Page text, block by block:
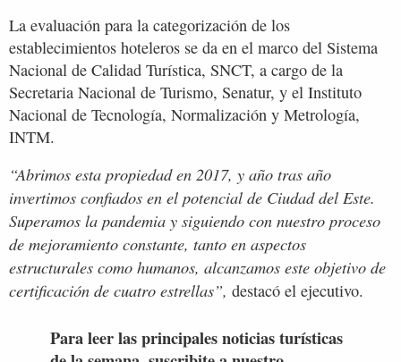
La evaluación para la categorización de los
establecimientos hoteleros se da en el marco del Sistema
Nacional de Calidad Turística, SNCT, a cargo de la
Secretaria Nacional de Turismo, Senatur, y el Instituto
Nacional de Tecnología, Normalización y Metrología,
INTM.
“Abrimos esta propiedad en 2017, y año tras año
invertimos confiados en el potencial de Ciudad del Este.
Superamos la pandemia y siguiendo con nuestro proceso
de mejoramiento constante, tanto en aspectos
estructurales como humanos, alcanzamos este objetivo de
certificación de cuatro estrellas”, destacó el ejecutivo.
Para leer las principales noticias turísticas